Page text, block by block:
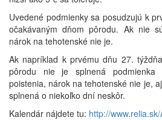
Uvedené podmienky sa posudzujú k
očakávaným dňom pôrodu. Ak nie
nárok na tehotenské nie je.
Ak napríklad k prvému dňu 27.
pôrodu nie je splnená podmienka
poistenia, nárok na tehotenské nie je,
splnená o niekoľko dní neskôr.
Kalendár nájdete tu: http://